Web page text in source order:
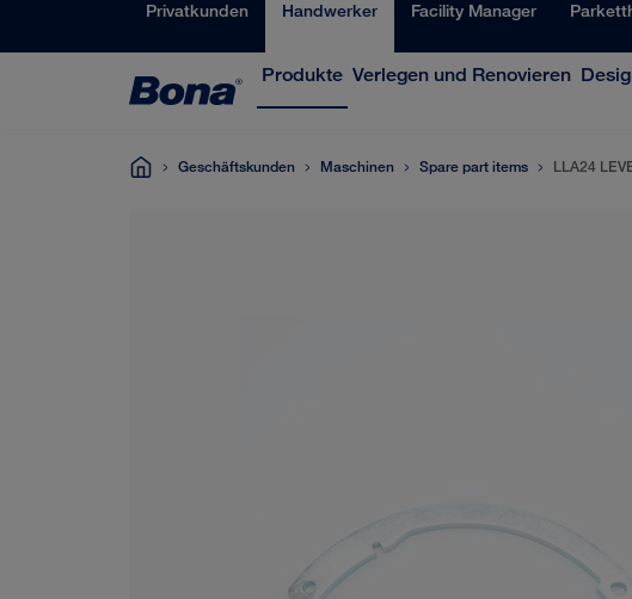
Privatkunden Handwerker Facility Manager
Produkte Verlegen und Renovieren
Geschäftskunden Maschinen Spare part items LLA24